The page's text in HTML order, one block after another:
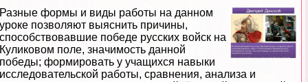
Разные формы и виды работы на данном
уроке позволяют выяснить причины,
способствовавшие победе русских войск на
Куликовом поле, значимость данной
победы; формировать у учащихся навыки
исследовательской работы, сравнения, анализа и